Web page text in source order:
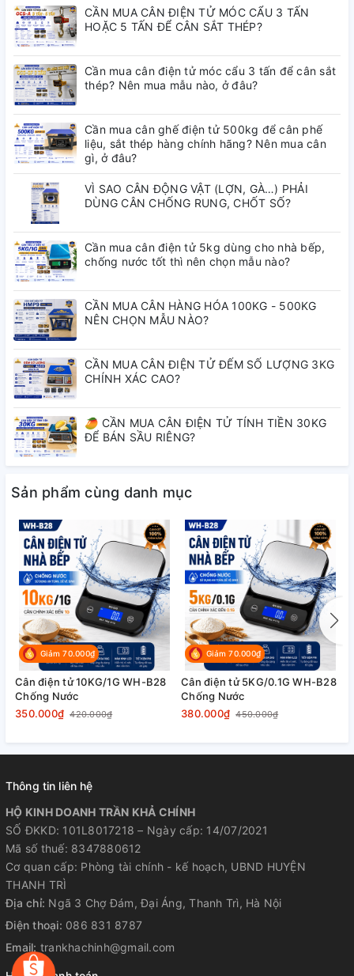
– Cân không ổn định, nhảy số → khó đọc
– Khó sử dụng, thao tác phức tạp
👉 WH-B30 giải quyết triệt để:
✔ Độ chính xác cao → cân chuẩn từng
gram
✔ Chống nước → dùng bền trong môi
trường bếp
✔ Hiển thị nhanh, ổn định → không nhảy
số
✔ Thiết kế đơn giản, dễ dùng → ai cũng
sử dụng được
CẦN MUA CÂN ĐIỆN TỬ MÓC CẨU 3 TẤN
HOẶC 5 TẤN ĐỂ CÂN SẮT THÉP?
Cần mua cân điện tử móc cẩu 3 tấn để cân sắt
thép? Nên mua mẫu nào, ở đâu?
Cần mua cân ghế điện tử 500kg để cân phế
liệu, sắt thép hàng chính hãng? Nên mua cân
gì, ở đâu?
VÌ SAO CÂN ĐỘNG VẬT (LỢN, GÀ…) PHẢI
DÙNG CÂN CHỐNG RUNG, CHỐT SỐ?
Cần mua cân điện tử 5kg dùng cho nhà bếp,
chống nước tốt thì nên chọn mẫu nào?
CẦN MUA CÂN HÀNG HÓA 100KG - 500KG
NÊN CHỌN MẪU NÀO?
CẦN MUA CÂN ĐIỆN TỬ ĐẾM SỐ LƯỢNG 3KG
CHÍNH XÁC CAO?
🥭 CẦN MUA CÂN ĐIỆN TỬ TÍNH TIỀN 30KG
ĐỂ BÁN SẦU RIÊNG?
Sản phẩm cùng danh mục
Giảm 70.000₫
Cân điện tử 10KG/1G WH-B28
Chống Nước
350.000₫ 420.000₫
Giảm 70.000₫
Cân điện tử 5KG/0.1G WH-B28
Chống Nước
380.000₫ 450.000₫
Thông tin liên hệ
HỘ KINH DOANH TRẦN KHẢ CHÍNH
SỐ ĐKKD: 101L8017218 – Ngày cấp: 14/07/2021
Mã số thuế: 8347880612
Cơ quan cấp: Phòng tài chính - kế hoạch, UBND HUYỆN
THANH TRÌ
Địa chỉ: Ngã 3 Chợ Đám, Đại Áng, Thanh Trì, Hà Nội
Điện thoại: 086 831 8787
Email: trankhachinh@gmail.com